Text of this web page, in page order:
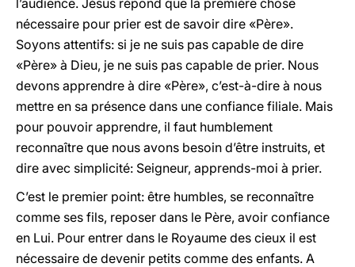
l’audience. Jésus répond que la première chose
nécessaire pour prier est de savoir dire «Père».
Soyons attentifs: si je ne suis pas capable de dire
«Père» à Dieu, je ne suis pas capable de prier. Nous
devons apprendre à dire «Père», c’est-à-dire à nous
mettre en sa présence dans une confiance filiale. Mais
pour pouvoir apprendre, il faut humblement
reconnaître que nous avons besoin d’être instruits, et
dire avec simplicité: Seigneur, apprends-moi à prier.
C’est le premier point: être humbles, se reconnaître
comme ses fils, reposer dans le Père, avoir confiance
en Lui. Pour entrer dans le Royaume des cieux il est
nécessaire de devenir petits comme des enfants. A